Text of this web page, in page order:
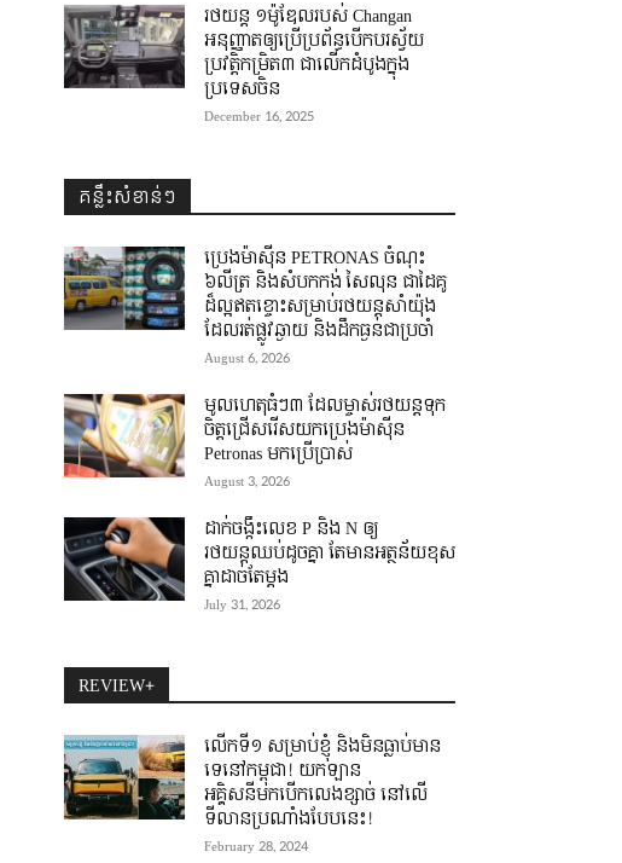
រថយន្ត ១ម៉ូឌែលរបស់ Changan
អនុញ្ញាតឲ្យប្រើប្រព័ន្ធបើកបរស្វ័យ
ប្រវត្តិកម្រិត៣ ជាលើកដំបូងក្នុង
ប្រទេសចិន
December 16, 2025
គន្លឹះសំខាន់ៗ
ប្រេងម៉ាស៊ីន PETRONAS ចំណុះ
៦លីត្រ និងសំបកកង់ សៃលុន ជាដៃគូ
ដ៏ល្អឥតខ្ចោះសម្រាប់រថយន្តសាំយ៉ុង
ដែលរត់ផ្លូវឆ្ងាយ និងដឹកធ្ងន់ជាប្រចាំ
August 6, 2026
មូលហេតុធំៗ៣ ដែលម្ចាស់រថយន្តទុក
ចិត្តជ្រើសរើសយកប្រេងម៉ាស៊ីន
Petronas មកប្រើប្រាស់
August 3, 2026
ដាក់ចង្កឹះលេខ P និង N ឲ្យ
រថយន្តឈប់ដូចគ្នា តែមានអត្ថន័យខុស
គ្នាដាច់តែម្តង
July 31, 2026
REVIEW+
លើកទី១ សម្រាប់ខ្ញុំ និងមិនធ្លាប់មាន
ទេនៅកម្ពុជា! យកឡាន
អគ្គិសនីមកបើកលេងខ្សាច់ នៅលើ
ទីលានប្រណាំងបែបនេះ!
February 28, 2024